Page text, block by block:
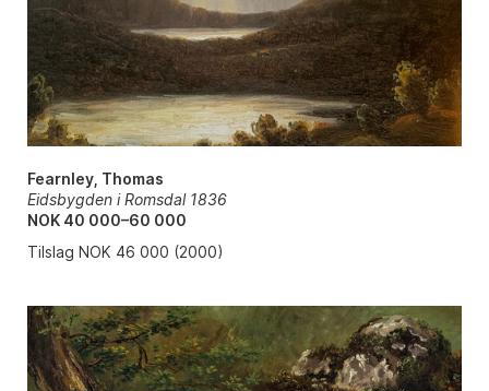
Fearnley, Thomas
Eidsbygden i Romsdal 1836
NOK 40 000–60 000
Tilslag NOK 46 000 (2000)